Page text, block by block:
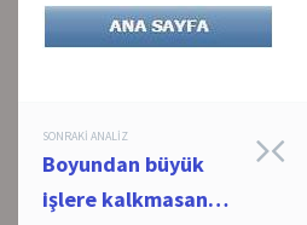
Post
navigation
SONRAKI ANALIZ
Boyundan büyük
işlere kalkmasan…